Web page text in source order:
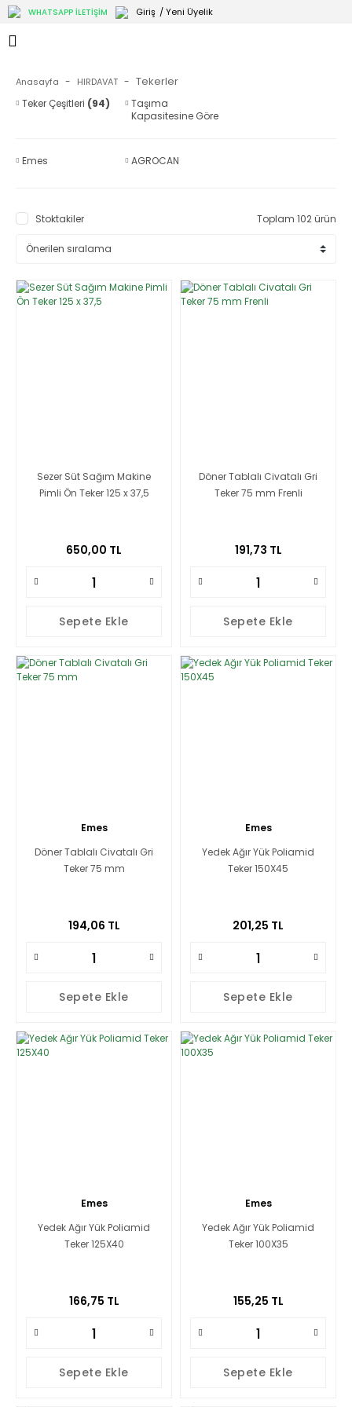
WHATSAPP İLETİŞİM Giriş / Yeni Üyelik
Anasayfa HIRDAVAT Tekerler
Teker Çeşitleri (94)
Taşıma
Kapasitesine Göre
Emes AGROCAN
Stoktakiler Toplam 102 ürün
Sezer Süt Sağım Makine
Pimli Ön Teker 125 x 37,5
650,00 TL
Sepete Ekle
Döner Tablalı Civatalı Gri
Teker 75 mm Frenli
191,73 TL
Sepete Ekle
Emes
Döner Tablalı Civatalı Gri
Teker 75 mm
194,06 TL
Sepete Ekle
Emes
Yedek Ağır Yük Poliamid
Teker 150X45
201,25 TL
Sepete Ekle
Emes
Yedek Ağır Yük Poliamid
Teker 125X40
166,75 TL
Sepete Ekle
Emes
Yedek Ağır Yük Poliamid
Teker 100X35
155,25 TL
Sepete Ekle